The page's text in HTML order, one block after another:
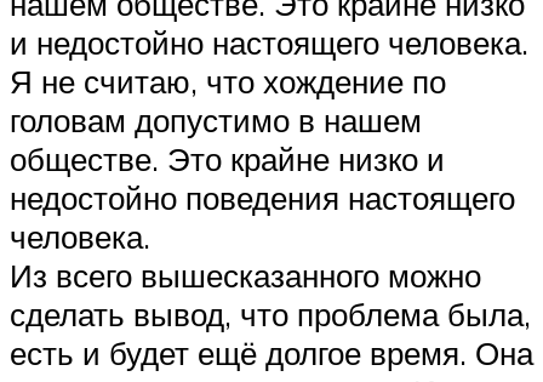
и недостойно настоящего человека.
Я не считаю, что хождение по
головам допустимо в нашем
обществе. Это крайне низко и
недостойно поведения настоящего
человека.
Из всего вышесказанного можно
сделать вывод, что проблема была,
есть и будет ещё долгое время. Она